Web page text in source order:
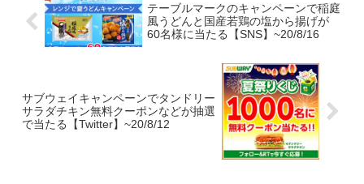
テーブルマークのキャンペーンで稲庭
風うどんと国産若鶏の塩から揚げが
60名様に当たる【SNS】~20/8/16
サブウェイキャンペーンでタンドリー
サラダチキン無料クーポンなどが抽選
で当たる【Twitter】~20/8/12